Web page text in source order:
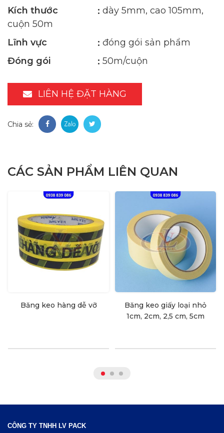
Kích thước
dày 5mm, cao 105mm,
cuộn 50m
Lĩnh vực
đóng gói sản phẩm
Đóng gói
50m/cuộn
LIÊN HỆ ĐẶT HÀNG
Chia sẻ:
CÁC SẢN PHẨM LIÊN QUAN
Băng keo hàng dễ vỡ
Băng keo giấy loại nhỏ
1cm, 2cm, 2,5 cm, 5cm
CÔNG TY TNHH LV PACK